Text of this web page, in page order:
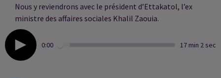
Nous y reviendrons avec le président d’Ettakatol, l’ex
ministre des affaires sociales Khalil Zaouia.
0:00 17 min 2 sec